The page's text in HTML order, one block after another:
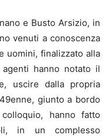
e Busto Arsizio, in
venuti a conoscenza
uomini, finalizzato alla
hanno notato il
uscire dalla propria
giunto a bordo
hanno fatto
in un complesso